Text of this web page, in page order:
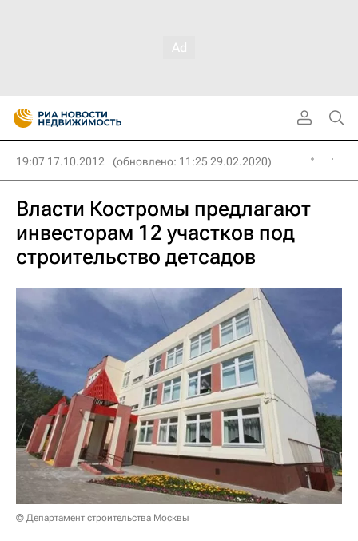
19:07 17.10.2012 (обновлено: 11:25 29.02.2020)
Власти Костромы предлагают
инвесторам 12 участков под
строительство детсадов
© Департамент строительства Москвы